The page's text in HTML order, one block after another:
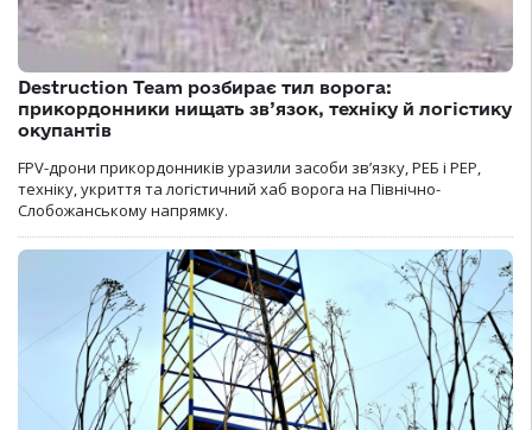
Destruction Team розбирає тил ворога:
прикордонники нищать зв’язок, техніку й логістику
окупантів
FPV-дрони прикордонників уразили засоби зв’язку, РЕБ і РЕР,
техніку, укриття та логістичний хаб ворога на Північно-
Слобожанському напрямку.